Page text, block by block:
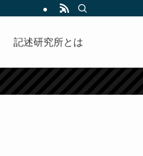
記述研究所とは